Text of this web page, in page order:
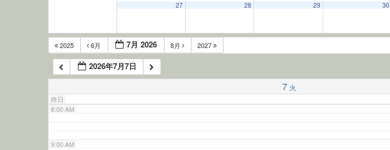
27
28 29 30
2025 6月 7月 2026 8月 2027
2026年7月7日
7 火
終日
6:00 AM
7:00 AM
8:00 AM
9:00 AM